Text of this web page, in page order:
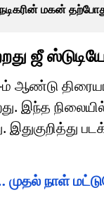
நடிகரின் மகன்
யாருனு தெரியலையா!
ஜீ
ம் ஆண்டு
இந்த
முதல் நாள்